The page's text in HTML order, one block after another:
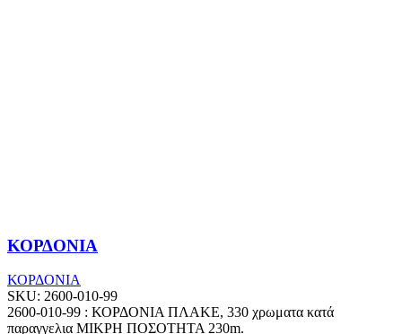
ΚΟΡΔΟΝΙΑ
ΚΟΡΔΟΝΙΑ
SKU: 2600-010-99
2600-010-99 : ΚΟΡΔΟΝΙΑ ΠΛΑΚΕ, 330 χρωματα κατά
παραγγελια ΜΙΚΡΗ ΠΟΣΟΤΗΤΑ 230m.